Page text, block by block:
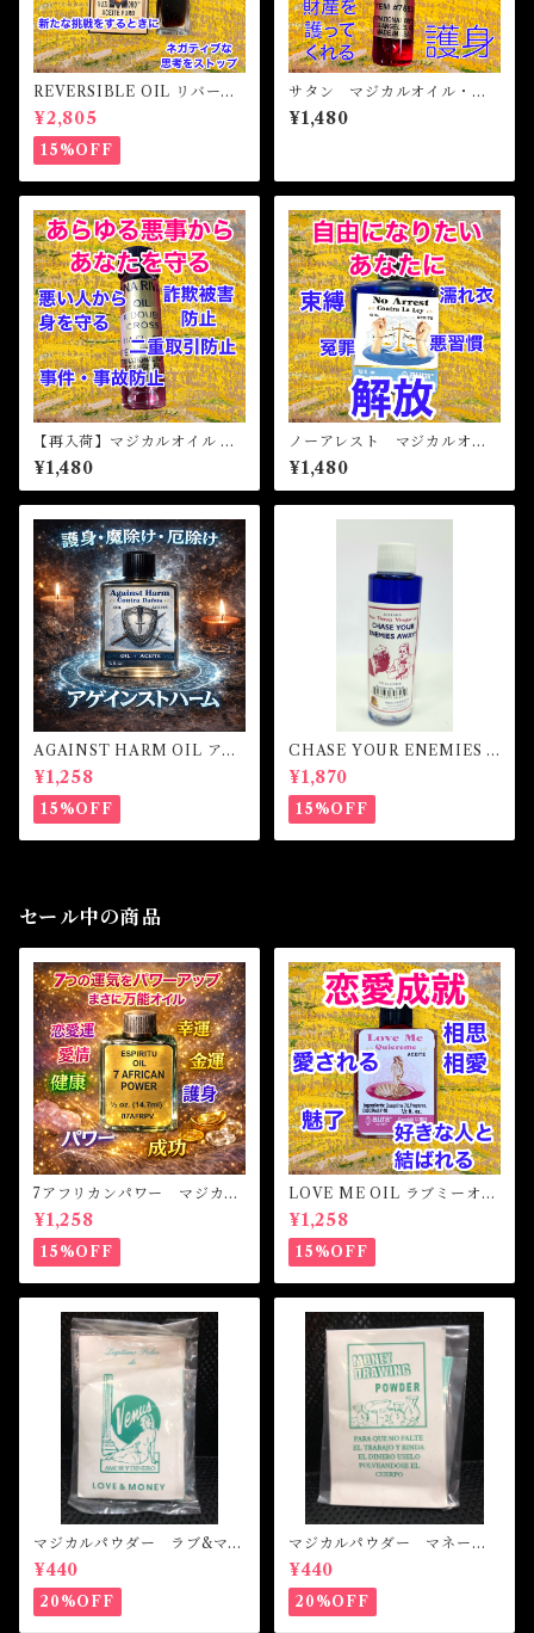
REVERSIBLE OIL リバーシ
ブルオイル 魔女オイル 白
魔術
¥2,805
15%OFF
サタン マジカルオイル・魔
女オイル SATURN Magical
Oil
¥1,480
【再入荷】マジカルオイル ダ
ブルクロス Magical Oil DOU
BLE CROSS
¥1,480
ノーアレスト マジカルオイ
ル・魔女オイル No Arrest
Magical Oil
¥1,480
AGAINST HARM OIL アゲ
インストハームオイル -厄除
け・魔除け・護身-
¥1,258
15%OFF
CHASE YOUR ENEMIES A
WAY! Vinegar Oil チェイス
ユアエネミーアウェイ！ ビネ
ガーオイル
¥1,870
15%OFF
セール中の商品
7アフリカンパワー マジカル
オイル・魔女オイル 7AFRI
CAN POWERS Magical Oil
¥1,258
15%OFF
LOVE ME OIL ラブミーオイ
ル -相思相愛・愛される-
¥1,258
15%OFF
マジカルパウダー ラブ&マネ
ー Magical Powder LOVE
&MONEY
¥440
20%OFF
マジカルパウダー マネード
ローイング Magical Powde
r MONEY DRAWING
¥440
20%OFF